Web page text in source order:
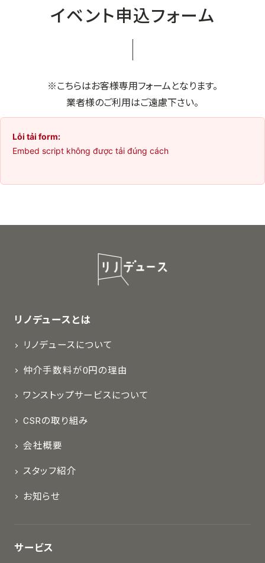
イベント申込フォーム
※こちらはお客様専用フォームとなります。
業者様のご利用はご遠慮下さい。
Lỗi tải form:
Embed script không được tải đúng cách
リノデュースとは
リノデュースについて
仲介手数料が0円の理由
ワンストップサービスについて
CSRの取り組み
会社概要
スタッフ紹介
お知らせ
サービス